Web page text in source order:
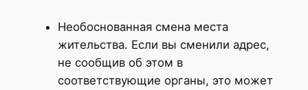
Необоснованная смена места
жительства. Если вы сменили адрес,
не сообщив об этом в
соответствующие органы, это может